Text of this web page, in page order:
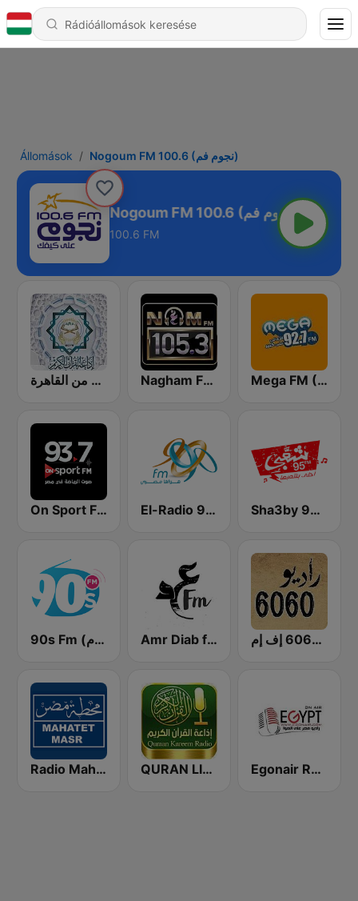
Állomások Nogoum FM 100.6 (نجوم فم)
100.6 FM
إذاعة القرآن الكريم من القاهرة Nagham FM 105.3 (نغم إف إم) Mega FM (ميجا إف إم)
On Sport FM El-Radio‎ 9090 (الراديو٩٠٩٠) Sha3by 95 FM
90s Fm (تسعينات اف ام) Amr Diab fm عمرو دياب راديو 6060 إف إم
Radio Mahatet Masr (محطة مصر) QURAN LIVE RADIO Egonair Radio (راديو مصر على الهوا)